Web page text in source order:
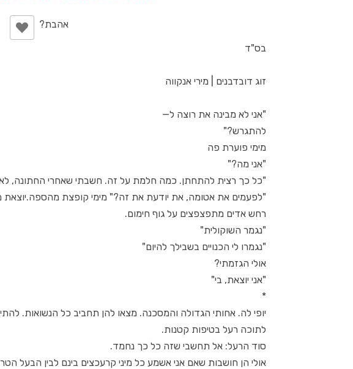
בס"ד
זוג דובדבנים | מירי אנקווה
"אני לא מבינה את רוצה ל—
להתגרש?"
מימי פוערת פה
"אני מה?"
"כל כך רצית להתחתן. כמה חלמת על זה. חשבתי שאחרי החתונה, לא
"לפעמים את אטומה, את יודעת את זה?" מימי קופצת
רחש אדים מתפצפצים על גוף חימום.
"נגמר השוקולית"
"נגמרו לי הכנויים בשבילך להיום"
אולי הגזמתי?
"אני יוצאת, בי"
*
יופי לה. אחותי הגדולה והמסכנה. מצאו להן תחביב כל הנשואות.
לתוכה רעל בטיפות קטנות.
סוד הרעל: אל תחשבי שזה כל כך נחמד.
אולי הן חושבות שאם אני אשמע כל מיני קרעכצים בינם לבין הבעל